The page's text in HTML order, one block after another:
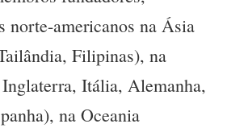
norte-americanos na Ásia
Filipinas), na
Itália, Alemanha,
na Oceania